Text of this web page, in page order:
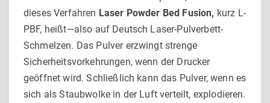
dieses Verfahren Laser Powder Bed Fusion, kurz L-
PBF, heißt—also auf Deutsch Laser-Pulverbett-
Schmelzen. Das Pulver erzwingt strenge
Sicherheitsvorkehrun­gen, wenn der Drucker
geöffnet wird. Schließlich kann das Pul­ver, wenn es
sich als Staubwolke in der Luft verteilt, explodieren.